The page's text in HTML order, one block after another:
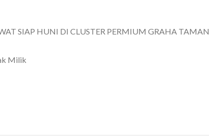
SIAP HUNI DI CLUSTER PERMIUM GRAHA TAMAN
Milik